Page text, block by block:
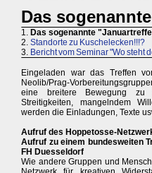
Das
1. Das sogenannte
2. Standorte zu Kuschelecken!!!?
3. Bericht vom Seminar "Wo steht
Eingeladen war das Treffen
Neolib/Prag-
eine breitere Bewegung zu
Streitigkeiten, mangelndem
werden die Einladungen, Texte
Aufruf des Hoppetosse-
Aufruf zu einem bundesweiten
FH Duesseldorf
Wie andere Gruppen und